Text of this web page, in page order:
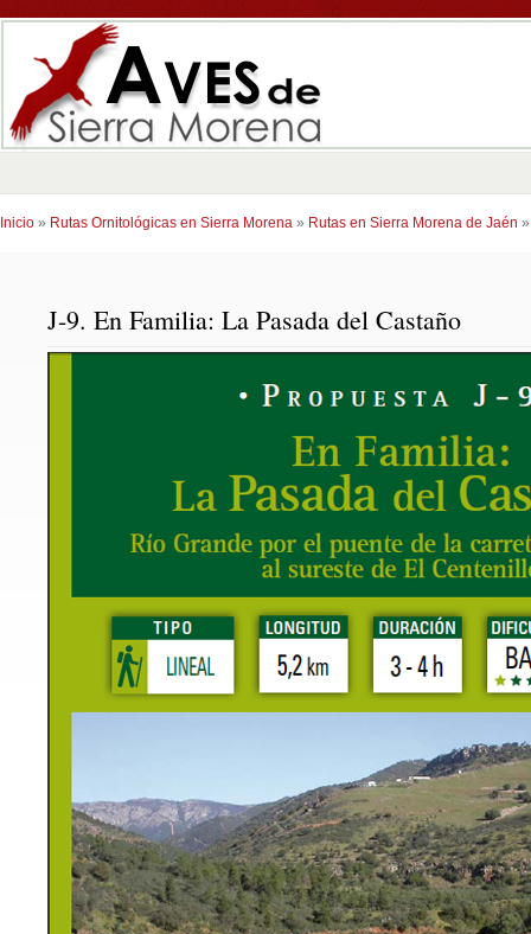
Inicio » Rutas Ornitológicas en Sierra Morena » Rutas en Sierra Morena de Jaén
J-9. En Familia: La Pasada del Castaño